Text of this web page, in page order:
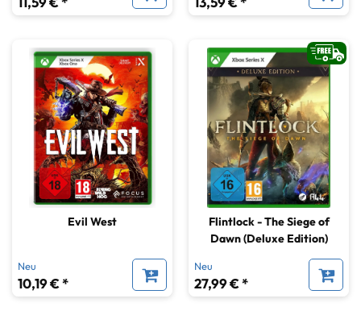
Evil West
Neu
10,19 € *
Flintlock - The Siege of
Dawn (Deluxe Edition)
Neu
27,99 € *